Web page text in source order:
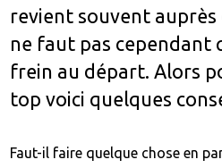
revient souvent auprès
ne faut pas cependant
frein au départ. Alors
top voici quelques
Faut-il faire quelque chose en